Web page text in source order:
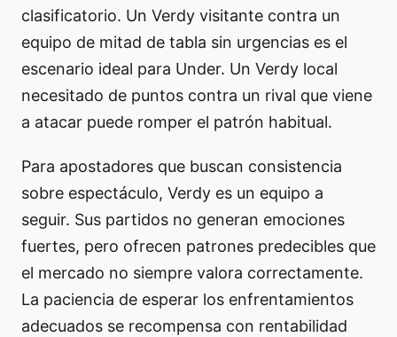
clasificatorio. Un Verdy visitante contra un
equipo de mitad de tabla sin urgencias es el
escenario ideal para Under. Un Verdy local
necesitado de puntos contra un rival que viene
a atacar puede romper el patrón habitual.
Para apostadores que buscan consistencia
sobre espectáculo, Verdy es un equipo a
seguir. Sus partidos no generan emociones
fuertes, pero ofrecen patrones predecibles que
el mercado no siempre valora correctamente.
La paciencia de esperar los enfrentamientos
adecuados se recompensa con rentabilidad